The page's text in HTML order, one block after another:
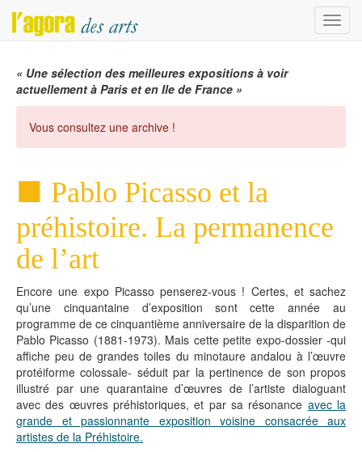
Menu
« Une sélection des meilleures expositions à voir
actuellement à Paris et en Ile de France »
Vous consultez une archive !
Pablo Picasso et la
préhistoire. La permanence
de l’art
Encore une expo Picasso penserez-vous ! Certes, et sachez
qu’une cinquantaine d’exposition sont cette année au
programme de ce cinquantième anniversaire de la disparition de
Pablo Picasso (1881-1973). Mais cette petite expo-dossier -qui
affiche peu de grandes toiles du minotaure andalou à l’œuvre
protéiforme colossale- séduit par la pertinence de son propos
illustré par une quarantaine d’œuvres de l’artiste dialoguant
avec des œuvres préhistoriques, et par sa résonance avec la
grande et passionnante exposition voisine consacrée aux
artistes de la Préhistoire.